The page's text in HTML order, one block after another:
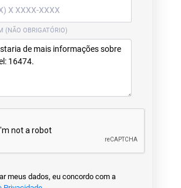
(NÃO OBRIGATÓRIO)
meus dados, eu concordo com a